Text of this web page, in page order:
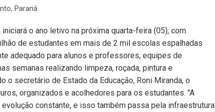
, Paraná
o ano letivo na próxima quarta-feira (05), com
de estudantes em mais de 2 mil escolas espalhadas
adequado para alunos e professores, equipes de
semanas realizando limpeza, roçada, pintura e
o secretário de Estado da Educação, Roni Miranda, o
organizados e acolhedores para os estudantes. "A
constante, e isso também passa pela infraestrutura